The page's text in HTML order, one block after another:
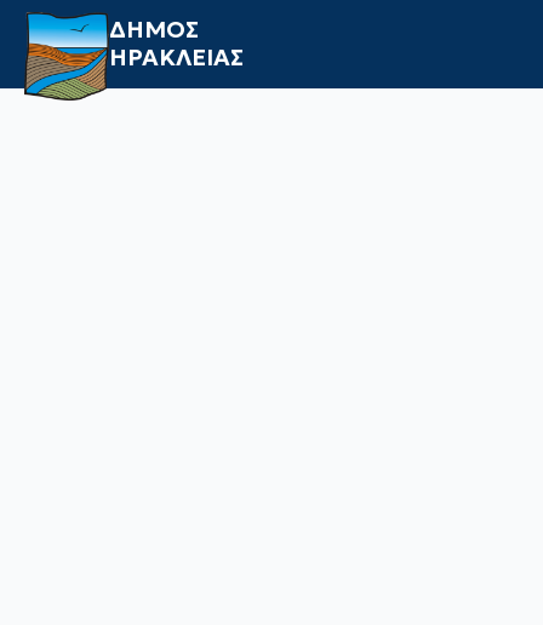
ΔΗΜΟΣ
ΗΡΑΚΛΕΙΑΣ